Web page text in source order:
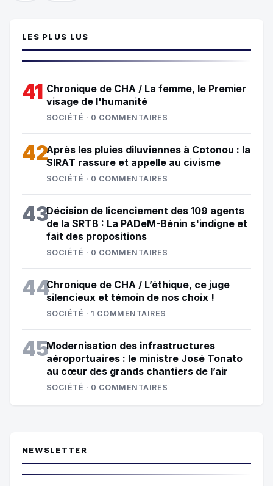
LES PLUS LUS
41 Chronique de CHA / La femme, le Premier
visage de l'humanité
SOCIÉTÉ · 0 COMMENTAIRES
42Après les pluies diluviennes à Cotonou : la
SIRAT rassure et appelle au civisme
SOCIÉTÉ · 0 COMMENTAIRES
43Décision de licenciement des 109 agents
de la SRTB : La PADeM-Bénin s'indigne et
fait des propositions
SOCIÉTÉ · 0 COMMENTAIRES
44Chronique de CHA / L’éthique, ce juge
silencieux et témoin de nos choix !
SOCIÉTÉ · 1 COMMENTAIRES
45Modernisation des infrastructures
aéroportuaires : le ministre José Tonato
au cœur des grands chantiers de l’air
SOCIÉTÉ · 0 COMMENTAIRES
NEWSLETTER